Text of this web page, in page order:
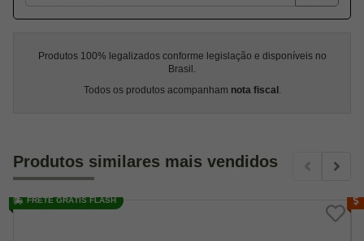
Produtos 100% legalizados conforme legislação e disponíveis no
Brasil.
Todos os produtos acompanham nota fiscal.
Produtos similares mais vendidos
FRETE GRÁTIS FLASH